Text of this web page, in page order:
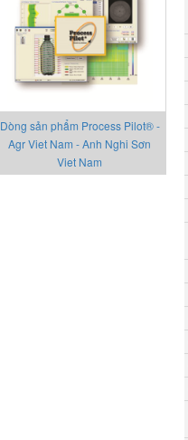
Dòng sản phẩm Process Pilot® -
Agr Viet Nam - Anh Nghi Sơn
Viet Nam